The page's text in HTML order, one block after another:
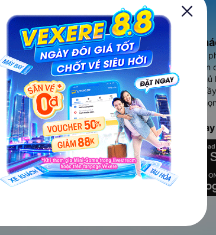
Ứng dụng đặt vé Xe
Vexere - ứng dụng đặt vé đa
cao, 5000+ tuyến đường toàn
vụ thuê xe máy, xe du lịch
Ứng dụng hiển thị thông tin
người dùng so sánh và lựa
chóng và phù hợp nhất.
Tải ứng dụng Vexere ngay